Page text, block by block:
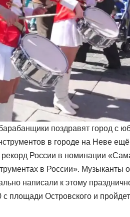
поздравят город с
в городе на Неве
России в номинации
в России». Музыканты
написали к этому
с площади Островского и